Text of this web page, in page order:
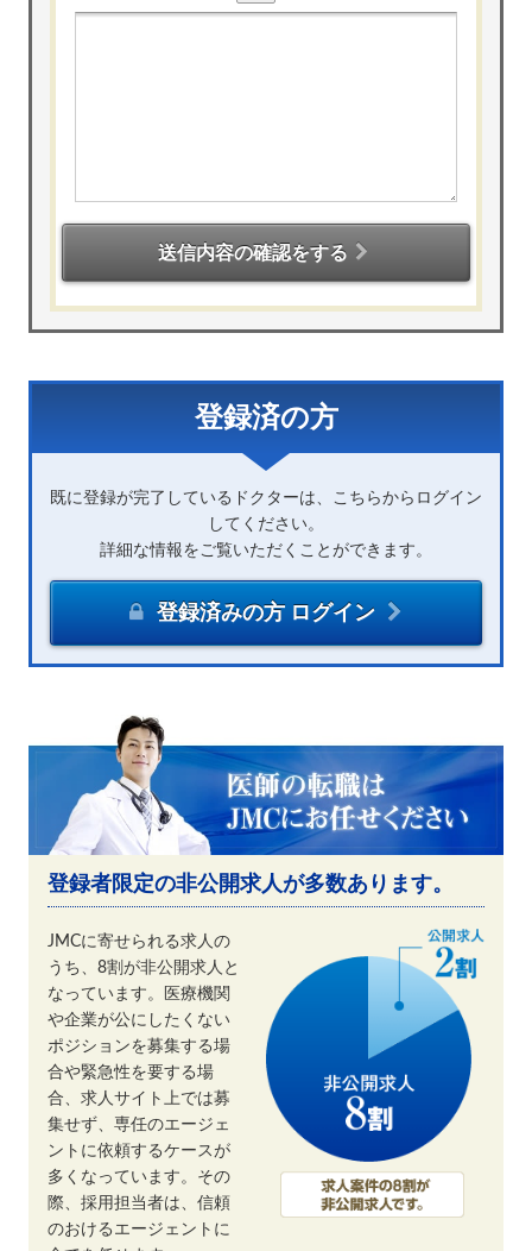
送信内容の確認をする
登録済の方
既に登録が完了しているドクターは、こちらからログイン
してください。
詳細な情報をご覧いただくことができます。
登録済みの方 ログイン
登録者限定の非公開求人が多数あります。
JMCに寄せられる求人の
うち、8割が非公開求人と
なっています。医療機関
や企業が公にしたくない
ポジションを募集する場
合や緊急性を要する場
合、求人サイト上では募
集せず、専任のエージェ
ントに依頼するケースが
多くなっています。その
際、採用担当者は、信頼
のおけるエージェントに